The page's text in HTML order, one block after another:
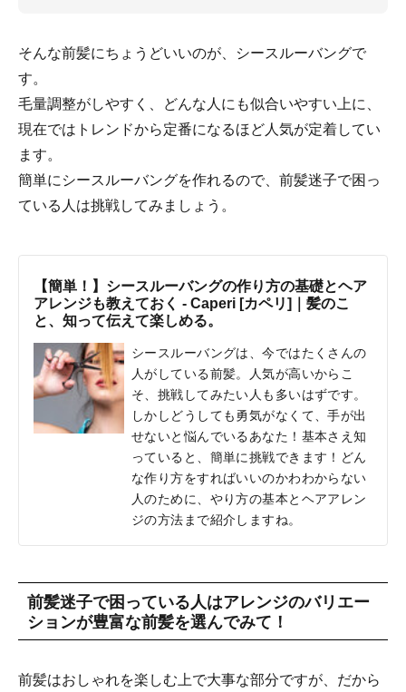
そんな前髪にちょうどいいのが、シースルーバングで
す。
毛量調整がしやすく、どんな人にも似合いやすい上に、
現在ではトレンドから定番になるほど人気が定着してい
ます。
簡単にシースルーバングを作れるので、前髪迷子で困っ
ている人は挑戦してみましょう。
【簡単！】シースルーバングの作り方の基礎とヘア
アレンジも教えておく - Caperi [カペリ]｜髪のこ
と、知って伝えて楽しめる。
シースルーバングは、今ではたくさんの
人がしている前髪。人気が高いからこ
そ、挑戦してみたい人も多いはずです。
しかしどうしても勇気がなくて、手が出
せないと悩んでいるあなた！基本さえ知
っていると、簡単に挑戦できます！どん
な作り方をすればいいのかわわからない
人のために、やり方の基本とヘアアレン
ジの方法まで紹介しますね。
前髪迷子で困っている人はアレンジのバリエー
ションが豊富な前髪を選んでみて！
前髪はおしゃれを楽しむ上で大事な部分ですが、だから